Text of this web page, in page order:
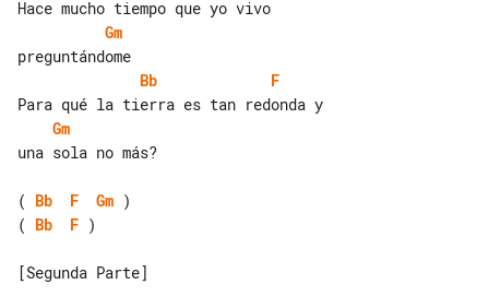
Gm
Bb
F
Gm
una sola no más?
( Bb F Gm
( Bb F )
[Segunda Parte]